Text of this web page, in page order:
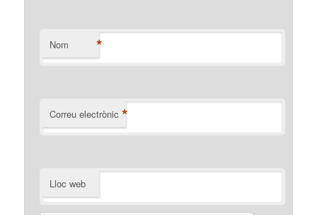
Nom *
Correu electrònic *
Lloc web